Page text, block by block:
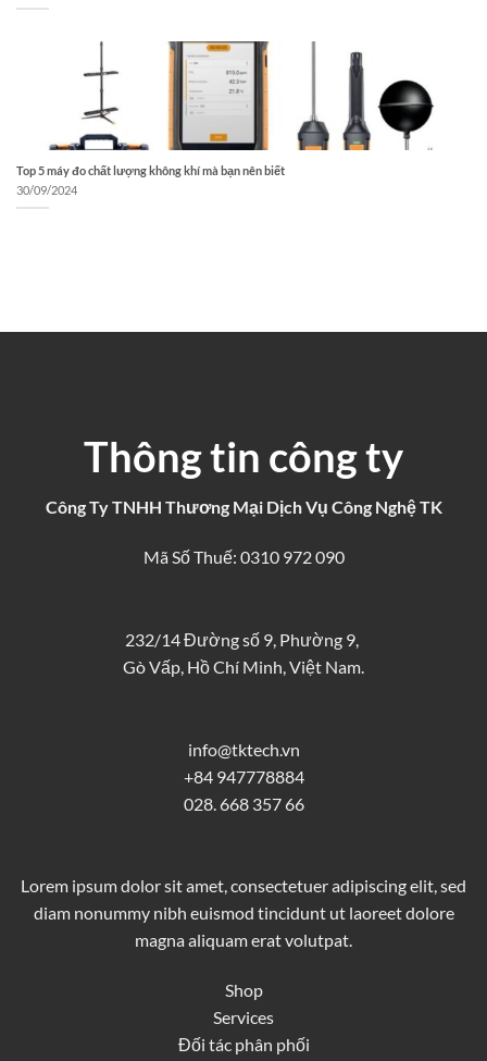
Top 5 máy đo chất lượng không khí mà bạn nên biết
30/09/2024
Thông tin công ty
Công Ty TNHH Thương Mại Dịch Vụ Công Nghệ TK
Mã Số Thuế: 0310 972 090
232/14 Đường số 9, Phường 9,
Gò Vấp, Hồ Chí Minh, Việt Nam.
info@tktech.vn
+84 947778884
028. 668 357 66
Lorem ipsum dolor sit amet, consectetuer adipiscing elit, sed
diam nonummy nibh euismod tincidunt ut laoreet dolore
magna aliquam erat volutpat.
Shop
Services
Đối tác phân phối